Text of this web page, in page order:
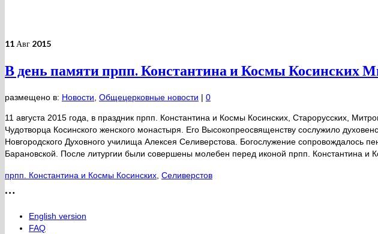
11 Авг 2015
В день памяти прпп. Константина и Космы Косинских
размещено в: Новости, Общецерковные новости | 0
11 августа 2015 года, в праздник прпп. Константина и Космы Косинских, Старорусских,
Чудотворца Косинского женского монастыря. Его Высокопреосвященству сослужило
Новгородского Духовного училища Алексея Селиверстова. Богослужение
Барановской. После литургии были совершены молебен перед иконой прпп. Константина и
прпп. Константина и Космы Косинских, Селиверстов
…
English version
FAQ